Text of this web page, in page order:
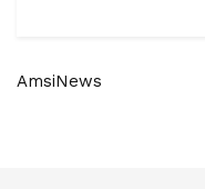
AmsiNews